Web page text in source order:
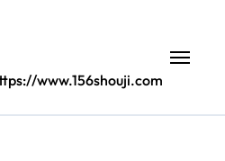
www.156shouji.com